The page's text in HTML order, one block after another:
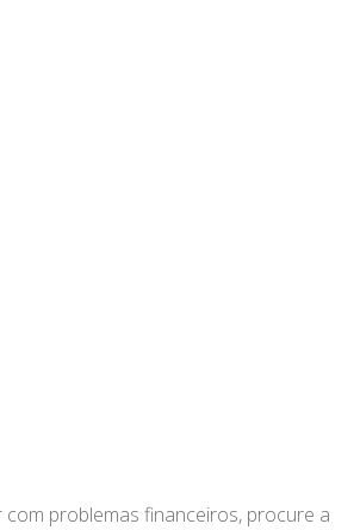
problemas financeiros, procure a